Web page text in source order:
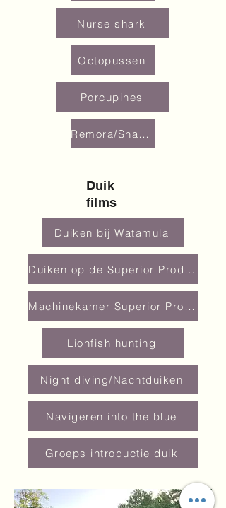
Nurse shark
Octopussen
Porcupines
Remora/Sharksucker
Duik
films
Duiken bij Watamula
Duiken op de Superior Producer
Machinekamer Superior Producer
Lionfish hunting
Night diving/Nachtduiken
Navigeren into the blue
Groeps introductie duik